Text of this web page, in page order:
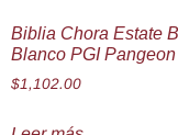
Biblia Chora Estate
Blanco PGI Pangeon
$1,102.00